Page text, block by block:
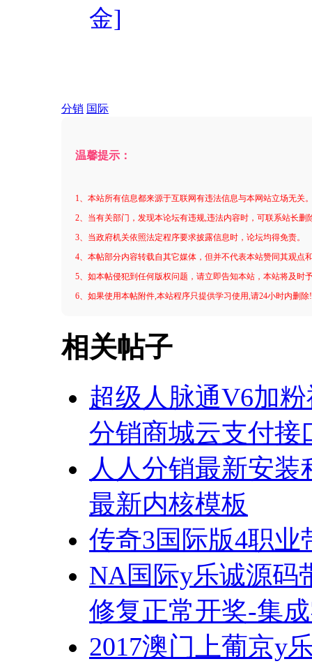
金]
分销 国际
温馨提示：
1、本站所有信息都来源于互联网有违法信息与本网站立场无关
2、当有关部门，发现本论坛有违规,违法内容时，可联系站长删
3、当政府机关依照法定程序要求披露信息时，论坛均得免责。
4、本帖部分内容转载自其它媒体，但并不代表本站赞同其观点
5、如本帖侵犯到任何版权问题，请立即告知本站，本站将及时
6、如果使用本帖附件,本站程序只提供学习使用,请24小时内删
相关帖子
超级人脉通V6加
分销商城云支付接
人人分销最新安
最新内核模板
传奇3国际版4职
NA国际y乐诚源码
修复正常开奖-集
2017澳门上葡京y